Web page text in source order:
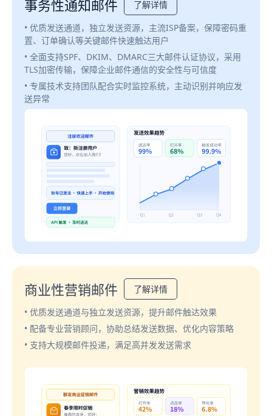
事务性通知邮件
了解详情
• 优质发送通道，独立发送资源，主流ISP备案，保障密码重
置、订单确认等关键邮件快速触达用户
• 全面支持SPF、DKIM、DMARC三大邮件认证协议，采用
TLS加密传输，保障企业邮件通信的安全性与可信度
• 专属技术支持团队配合实时监控系统，主动识别并响应发
送异常
商业性营销邮件
了解详情
• 优质发送通道与独立发送资源，提升邮件触达效果
• 配备专业营销顾问，协助总结发送数据、优化内容策略
• 支持大规模邮件投递，满足高并发发送需求